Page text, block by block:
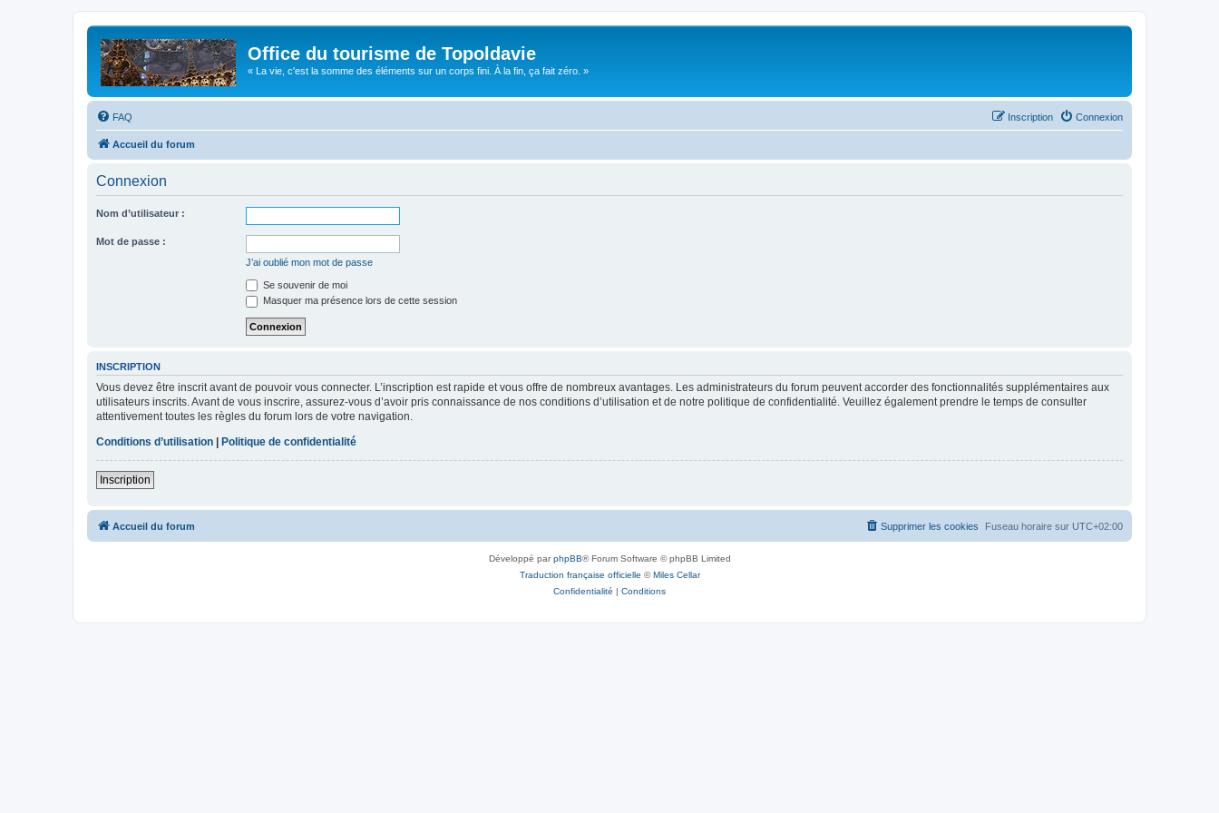
Office du tourisme de Topoldavie
« La vie, c'est la somme des éléments sur un corps fini. À la fin, ça fait zéro. »
FAQ Connexion
Inscription
Accueil du forum
Connexion
Nom d’utilisateur :
Mot de passe :
J’ai oublié mon mot de passe
Se souvenir de moi
Masquer ma présence lors de cette session
INSCRIPTION
Vous devez être inscrit avant de pouvoir vous connecter. L’inscription est rapide et vous offre de nombreux avantages. Les administrateurs du forum peuvent accorder des fonctionnalités supplémentaires aux
utilisateurs inscrits. Avant de vous inscrire, assurez-vous d’avoir pris connaissance de nos conditions d’utilisation et de notre politique de confidentialité. Veuillez également prendre le temps de consulter
attentivement toutes les règles du forum lors de votre navigation.
Conditions d’utilisation
Politique de confidentialité
Inscription
Accueil du forum Fuseau horaire sur UTC+02:00
Supprimer les cookies
Développé parphpBB® Forum Software © phpBB Limited
Traduction française officielle ©Miles Cellar
Confidentialité | Conditions